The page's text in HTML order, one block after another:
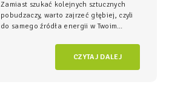
Zamiast szukać kolejnych sztucznych
pobudzaczy, warto zajrzeć głębiej, czyli
do samego źródła energii w Twoim
komórkowym rozgrywa się cała
CZYTAJ DALEJ